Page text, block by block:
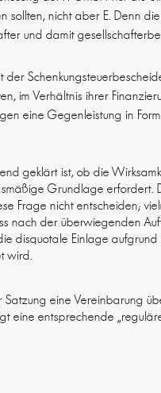
sollten, nicht aber E. Denn
und damit
im Verhältnis ihrer
eine Gegenleistung in
geklärt ist, ob die
Grundlage erfordert.
Frage nicht entscheiden;
nach der überwiegenden
disquotale Einlage
wird.
eine Vereinbarung
eine entsprechende